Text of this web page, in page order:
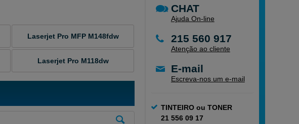
CHAT
Ajuda On-line
215 560 917
Atenção ao cliente
E-mail
Escreva-nos um e-mail
TINTEIRO ou TONER
21 556 09 17
Laserjet Pro MFP M148fdw
Laserjet Pro M118dw